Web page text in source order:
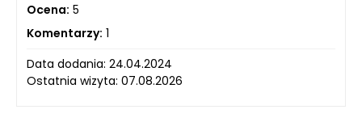
Ocena: 5
Komentarzy: 1
Data dodania: 24.04.2024
Ostatnia wizyta: 07.08.2026